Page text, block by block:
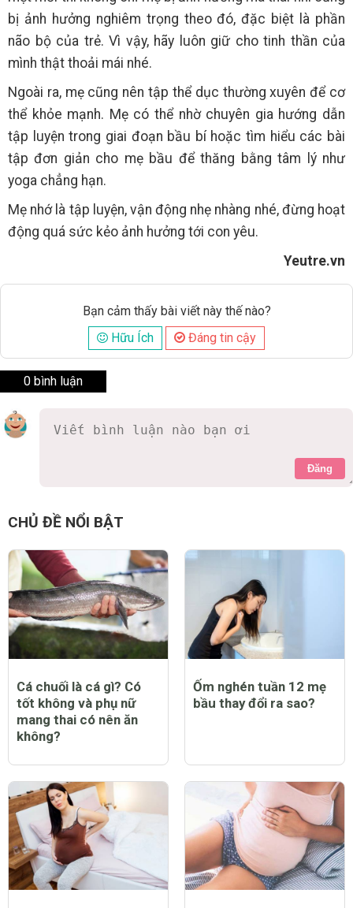
bị ảnh hưởng nghiêm trọng theo đó, đặc biệt là phần
não bộ của trẻ. Vì vậy, hãy luôn giữ cho tinh thần của
mình thật thoải mái nhé.
Ngoài ra, mẹ cũng nên tập thể dục thường xuyên để cơ
thể khỏe mạnh. Mẹ có thể nhờ chuyên gia hướng dẫn
tập luyện trong giai đoạn bầu bí hoặc tìm hiểu các bài
tập đơn giản cho mẹ bầu để thăng bằng tâm lý như
yoga chẳng hạn.
Mẹ nhớ là tập luyện, vận động nhẹ nhàng nhé, đừng hoạt
động quá sức kẻo ảnh hưởng tới con yêu.
Yeutre.vn
Bạn cảm thấy bài viết này thế nào?
Hữu Ích
Đáng tin cậy
0 bình luận
Đăng
CHỦ ĐỀ NỔI BẬT
Cá chuối là cá gì? Có
tốt không và phụ nữ
mang thai có nên ăn
không?
Ốm nghén tuần 12 mẹ
bầu thay đổi ra sao?